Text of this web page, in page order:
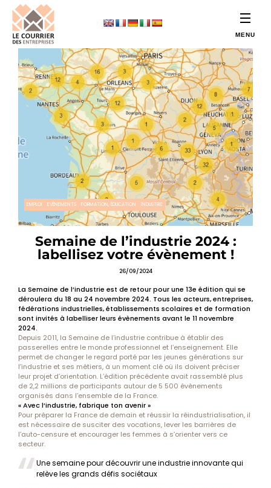
EMPLOI EVÉNEMENTS FORMATION, ÉDUCATION INDUSTRIE
Semaine de l’industrie 2024 :
labellisez votre évènement !
26/09/2024
La Semaine de l’industrie est de retour pour une 13e édition qui se
déroulera du 18 au 24 novembre 2024. Tous les acteurs, entreprises,
fédérations industrielles, établissements scolaires et de formation
sont invités à labelliser leurs évènements avant le 11 novembre
2024.
Depuis 2011, la Semaine de l’industrie contribue à établir des
passerelles entre le monde professionnel et l’enseignement. Elle
permet de changer le regard porté par les jeunes générations sur
l’industrie et ses métiers, à un moment clé où ils doivent préciser
leur projet d’orientation. L’édition précédente avait rassemblé plus
de 2,2 millions de participants autour de 5 500 évènements
organisés dans l’ensemble de la France.
« Avec l’industrie, fabrique ton avenir »
Pour préparer la France de demain et réussir la réindustrialisation, il
est nécessaire de susciter des vocations, lever les barrières de
l’auto-censure et encourager les femmes à s’orienter vers ce
secteur.
Une semaine pour découvrir une industrie innovante qui
relève les grands défis sociétaux